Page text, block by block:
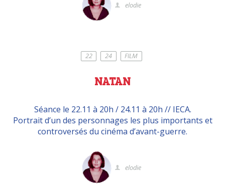
elodie
22 24 FILM
NATAN
Séance le 22.11 à 20h / 24.11 à 20h // IECA.
Portrait d’un des personnages les plus importants et
controversés du cinéma d’avant-guerre.
elodie